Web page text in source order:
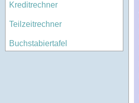
Kreditrechner
Teilzeitrechner
Buchstabiertafel